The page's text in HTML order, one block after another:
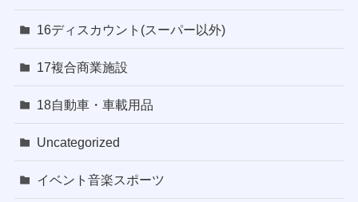
16ディスカウント(スーパー以外)
17複合商業施設
18自動車・車載用品
Uncategorized
イベント音楽スポーツ